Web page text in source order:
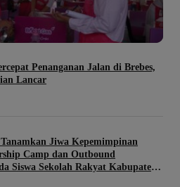
Penanganan Jalan di Brebes,
Lancar
Jiwa Kepemimpinan
Camp dan Outbound
Siswa Sekolah Rakyat Kabupaten